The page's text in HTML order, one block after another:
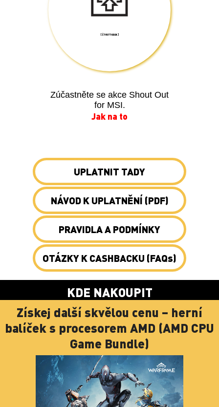
Zúčastněte se akce Shout Out
Jak na to
NÁVOD K UPLATNĚNÍ (PDF)
PRAVIDLA A PODMÍNKY
OTÁZKY K CASHBACKU (FAQs)
KDE NAKOUPIT
Získej další skvělou cenu – herní
balíček s procesorem AMD (AMD CPU
Game Bundle)